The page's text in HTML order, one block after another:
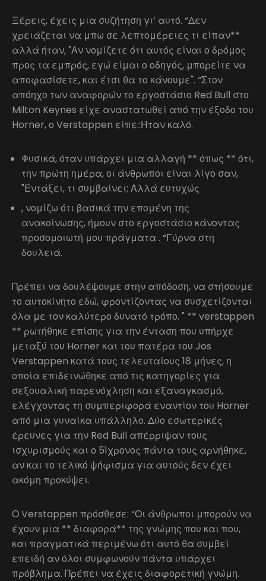
Ξέρεις, έχεις μια συζήτηση γι’ αυτό. “Δεν
χρειάζεται να μπω σε λεπτομέρειες τι είπαν**
αλλά ήταν, "Αν νομίζετε ότι αυτός είναι ο δρόμος
προς τα εμπρός, εγώ είμαι ο οδηγός, μπορείτε να
αποφασίσετε, και έτσι θα το κάνουμε". “Στον
απόηχο των αναφορών το εργοστάσιο Red Bull στο
Milton Keynes είχε αναστατωθεί από την έξοδο του
Horner, ο Verstappen είπε::Ήταν καλό.
Φυσικά, όταν υπάρχει μια αλλαγή ** όπως ** ότι,
την πρώτη ημέρα, οι άνθρωποι είναι λίγο σαν,
"Εντάξει, τι συμβαίνει; Αλλά ευτυχώς
, νομίζω ότι βασικά την επομένη της
ανακοίνωσης, ήμουν στο εργοστάσιο κάνοντας
προσομοιωτή μου πράγματα . “Γύρνα στη
δουλειά.
Πρέπει να δουλέψουμε στην απόδοση, να στήσουμε
το αυτοκίνητο εδώ, φροντίζοντας να συσχετίζονται
όλα με τον καλύτερο δυνατό τρόπο. " ** verstappen
** ρωτήθηκε επίσης για την ένταση που υπήρχε
μεταξύ του Horner και του πατέρα του Jos
Verstappen κατά τους τελευταίους 18 μήνες, η
οποία επιδεινώθηκε από τις κατηγορίες για
σεξουαλική παρενόχληση και εξαναγκασμό,
ελέγχοντας τη συμπεριφορά εναντίον του Horner
από μια γυναίκα υπάλληλο. Δύο εσωτερικές
έρευνες για την Red Bull απέρριψαν τους
ισχυρισμούς και ο 51χρονος πάντα τους αρνήθηκε,
αν και το τελικό ψήφισμα για αυτούς δεν έχει
ακόμη προκύψει.
Ο Verstappen πρόσθεσε: “Οι άνθρωποι μπορούν να
έχουν μια ** διαφορά** της γνώμης που και που,
και πραγματικά περιμένω ότι αυτό θα συμβεί
επειδή αν όλοι συμφωνούν πάντα υπάρχει
πρόβλημα. Πρέπει να έχεις διαφορετική γνώμη.